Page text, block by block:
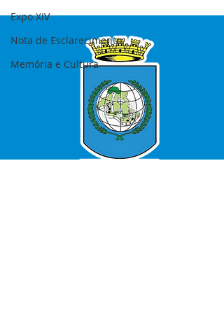
Expo XIV
Nota de Esclarecimento
Memória e Cultura
agentes